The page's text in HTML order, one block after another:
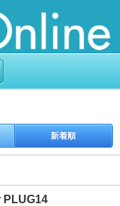
新着順
PLUG14